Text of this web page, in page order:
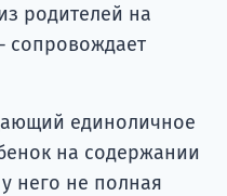
родителей на
сопровождает
единоличное
на содержании
него не полная